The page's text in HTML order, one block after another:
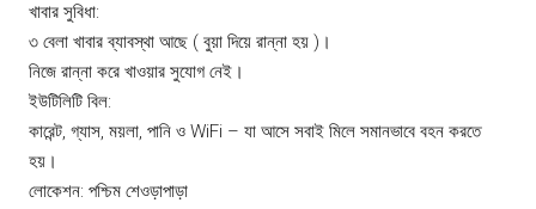
খাবার সুবিধা:
৩ বেলা খাবার ব্যাবস্থা আছে ( বুয়া দিয়ে রান্না হয় )।
নিজে রান্না করে খাওয়ার সুযোগ নেই।
ইউটিলিটি বিল:
কারেন্ট, গ্যাস, ময়লা, পানি ও WiFi – যা আসে সবাই মিলে সমানভাবে বহন করতে
হয়।
লোকেশন: পশ্চিম শেওড়াপাড়া